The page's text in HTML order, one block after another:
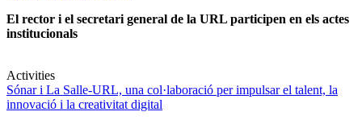
El rector i el secretari general de la URL participen en els actes
institucionals
Activities
Sónar i La Salle-URL, una col·laboració per impulsar el talent, la
innovació i la creativitat digital